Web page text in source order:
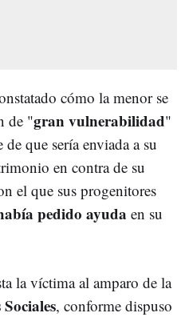
cómo la menor se
de "gran vulnerabilidad"
que sería enviada a su
en contra de su
el que sus progenitores
pedido ayuda en su
la víctima al amparo de la
, conforme dispuso